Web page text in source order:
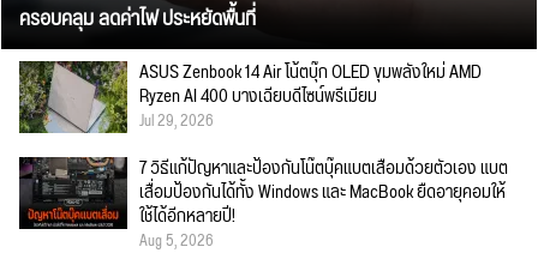
ครอบคลุม ลดค่าไฟ ประหยัดพื้นที่
ASUS Zenbook 14 Air โน้ตบุ๊ก OLED ขุมพลังใหม่ AMD
Ryzen AI 400 บางเฉียบดีไซน์พรีเมียม
Jul 29, 2026
7 วิธีแก้ปัญหาและป้องกันโน๊ตบุ๊คแบตเสื่อมด้วยตัวเอง แบต
เสื่อมป้องกันได้ทั้ง Windows และ MacBook ยืดอายุคอมให้
ใช้ได้อีกหลายปี!
Aug 5, 2026